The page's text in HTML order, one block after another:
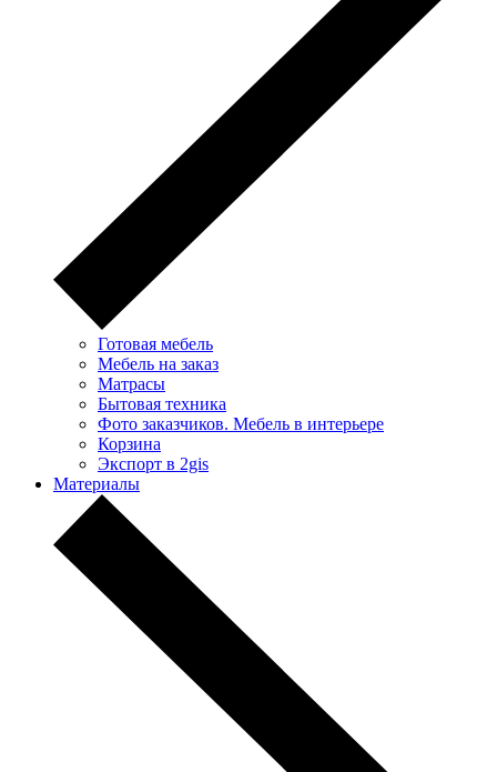
Готовая мебель
Мебель на заказ
Матрасы
Бытовая техника
Фото заказчиков. Мебель в интерьере
Корзина
Экспорт в 2gis
Материалы